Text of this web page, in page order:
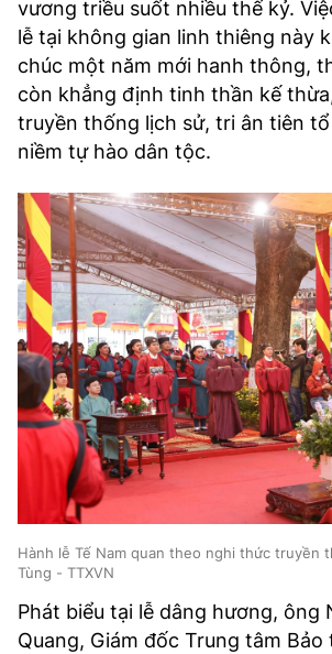
vương triều suốt nhiều thế kỷ.
lễ tại không gian linh thiêng này
chúc một năm mới hanh thông,
còn khẳng định tinh thần kế
truyền thống lịch sử, tri ân tiên
niềm tự hào dân tộc.
Hành lễ Tế Nam quan theo nghi thức truyền
Tùng - TTXVN
Phát biểu tại lễ dâng hương, ông
Quang, Giám đốc Trung tâm Bảo